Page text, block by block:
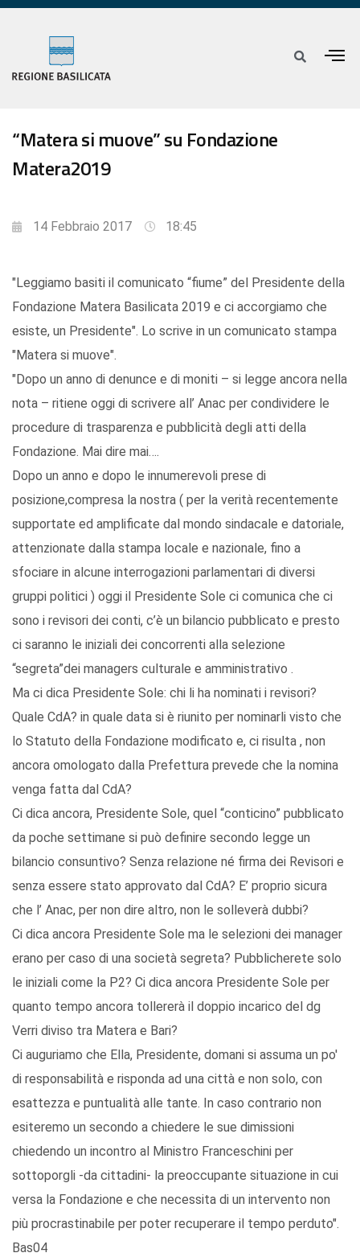
“Matera si muove” su Fondazione
Matera2019
14 Febbraio 2017 18:45
"Leggiamo basiti il comunicato “fiume” del Presidente della
Fondazione Matera Basilicata 2019 e ci accorgiamo che
esiste, un Presidente". Lo scrive in un comunicato stampa
"Matera si muove".
"Dopo un anno di denunce e di moniti – si legge ancora nella
nota – ritiene oggi di scrivere all’ Anac per condividere le
procedure di trasparenza e pubblicità degli atti della
Fondazione. Mai dire mai….
Dopo un anno e dopo le innumerevoli prese di
posizione,compresa la nostra ( per la verità recentemente
supportate ed amplificate dal mondo sindacale e datoriale,
attenzionate dalla stampa locale e nazionale, fino a
sfociare in alcune interrogazioni parlamentari di diversi
gruppi politici ) oggi il Presidente Sole ci comunica che ci
sono i revisori dei conti, c’è un bilancio pubblicato e presto
ci saranno le iniziali dei concorrenti alla selezione
“segreta”dei managers culturale e amministrativo .
Ma ci dica Presidente Sole: chi li ha nominati i revisori?
Quale CdA? in quale data si è riunito per nominarli visto che
lo Statuto della Fondazione modificato e, ci risulta , non
ancora omologato dalla Prefettura prevede che la nomina
venga fatta dal CdA?
Ci dica ancora, Presidente Sole, quel “conticino” pubblicato
da poche settimane si può definire secondo legge un
bilancio consuntivo? Senza relazione né firma dei Revisori e
senza essere stato approvato dal CdA? E’ proprio sicura
che l’ Anac, per non dire altro, non le solleverà dubbi?
Ci dica ancora Presidente Sole ma le selezioni dei manager
erano per caso di una società segreta? Pubblicherete solo
le iniziali come la P2? Ci dica ancora Presidente Sole per
quanto tempo ancora tollererà il doppio incarico del dg
Verri diviso tra Matera e Bari?
Ci auguriamo che Ella, Presidente, domani si assuma un po'
di responsabilità e risponda ad una città e non solo, con
esattezza e puntualità alle tante. In caso contrario non
esiteremo un secondo a chiedere le sue dimissioni
chiedendo un incontro al Ministro Franceschini per
sottoporgli -da cittadini- la preoccupante situazione in cui
versa la Fondazione e che necessita di un intervento non
più procrastinabile per poter recuperare il tempo perduto".
Bas04